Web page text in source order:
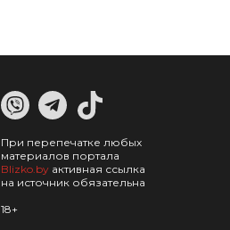
При перепечатке любых
материалов портала
Blizko.by активная ссылка
на источник обязательна
18+